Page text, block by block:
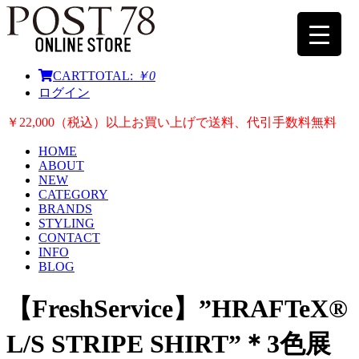
CARTTOTAL: ￥0
ログイン
￥22,000（税込）以上お買い上げで送料、代引手数料無料
HOME
ABOUT
NEW
CATEGORY
BRANDS
STYLING
CONTACT
INFO
BLOG
【FreshService】”HRAFTeX®
L/S STRIPE SHIRT”＊3色展